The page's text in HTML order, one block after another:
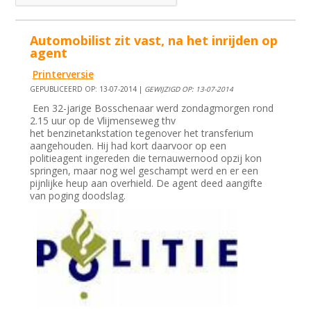
Automobilist zit vast, na het inrijden op
agent
Printerversie
GEPUBLICEERD OP: 13-07-2014 | GEWIJZIGD OP: 13-07-2014
Een 32-jarige Bosschenaar werd zondagmorgen rond
2.15 uur op de Vlijmenseweg thv
het benzinetankstation tegenover het transferium
aangehouden. Hij had kort daarvoor op een
politieagent ingereden die ternauwernood opzij kon
springen, maar nog wel geschampt werd en er een
pijnlijke heup aan overhield. De agent deed aangifte
van poging doodslag.